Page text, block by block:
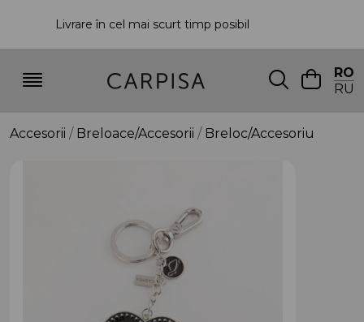
Livrare în cel mai scurt timp posibil
RO
RU
Accesorii Breloace/Accesorii Breloc/Accesoriu